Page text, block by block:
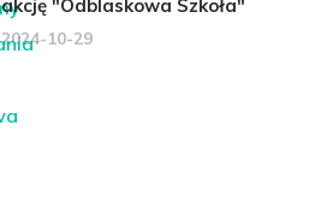
akcję "Odblaskowa Szkoła"
2024-10-29